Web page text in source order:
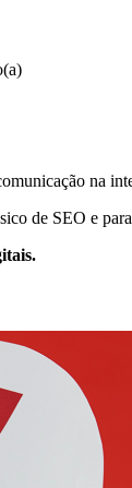
na
de SEO e